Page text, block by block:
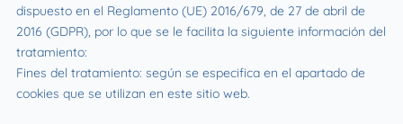
dispuesto en el Reglamento (UE) 2016/679, de 27 de abril de
2016 (GDPR), por lo que se le facilita la siguiente información del
tratamiento:
Fines del tratamiento: según se especifica en el apartado de
cookies que se utilizan en este sitio web.